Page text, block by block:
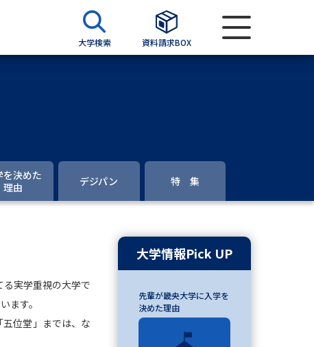
大学検索 資料請求BOX
書
留学・進学関連、塾・予備校
を決めた
理由
デジパン 特 集
実学重視の大学で
ます。
位堂」までは、な
大学情報Pick UP
先輩が畿央大学に入学を
決めた理由